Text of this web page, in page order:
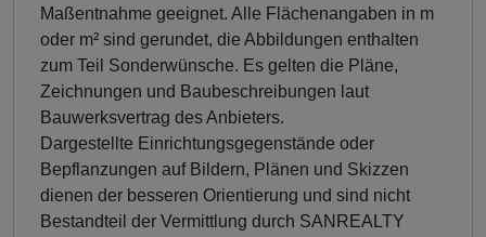
Maßentnahme geeignet. Alle Flächenangaben in m
oder m² sind gerundet, die Abbildungen enthalten
zum Teil Sonderwünsche. Es gelten die Pläne,
Zeichnungen und Baubeschreibungen laut
Bauwerksvertrag des Anbieters.
Dargestellte Einrichtungsgegenstände oder
Bepflanzungen auf Bildern, Plänen und Skizzen
dienen der besseren Orientierung und sind nicht
Bestandteil der Vermittlung durch SANREALTY